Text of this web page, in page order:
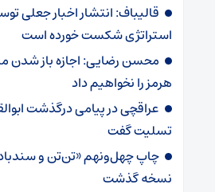
قالیباف: انتشار اخبار جعلی
استراتژی شکست خورده است
محسن رضایی: اجازه باز شدن
هرمز را نخواهیم داد
عراقچی در پیامی درگذشت
تسلیت گفت
نسخه گذشت